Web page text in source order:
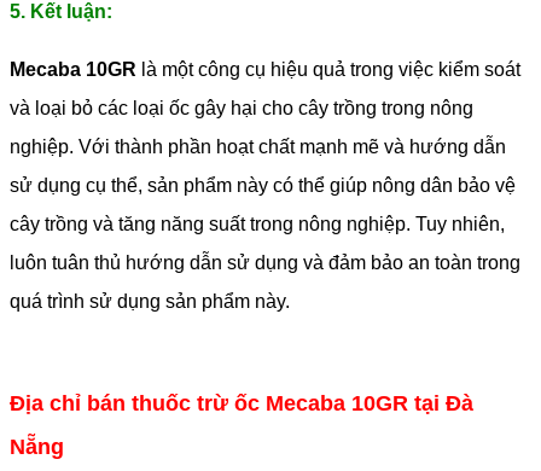
5. Kết luận:
Mecaba 10GR là một công cụ hiệu quả trong việc kiểm soát
và loại bỏ các loại ốc gây hại cho cây trồng trong nông
nghiệp. Với thành phần hoạt chất mạnh mẽ và hướng dẫn
sử dụng cụ thể, sản phẩm này có thể giúp nông dân bảo vệ
cây trồng và tăng năng suất trong nông nghiệp. Tuy nhiên,
luôn tuân thủ hướng dẫn sử dụng và đảm bảo an toàn trong
quá trình sử dụng sản phẩm này.
Địa chỉ bán thuốc trừ ốc Mecaba 10GR tại Đà
Nẵng